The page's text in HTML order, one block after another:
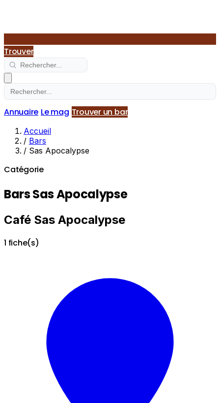
Trouver
Annuaire Le mag Trouver un bar
Accueil
/ Bars
/ Sas Apocalypse
Catégorie
Bars Sas Apocalypse
Café Sas Apocalypse
1 fiche(s)